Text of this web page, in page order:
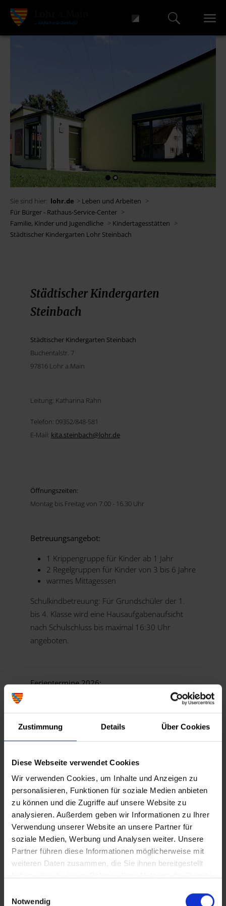
Zustimmung Details Über Cookies
Diese Webseite verwendet Cookies
Wir verwenden Cookies, um Inhalte und Anzeigen zu
personalisieren, Funktionen für soziale Medien anbieten
zu können und die Zugriffe auf unsere Website zu
analysieren. Außerdem geben wir Informationen zu Ihrer
Verwendung unserer Website an unsere Partner für
soziale Medien, Werbung und Analysen weiter. Unsere
Partner führen diese Informationen möglicherweise mit
weiteren Daten zusammen, die Sie ihnen bereitgestellt
Notwendig
Sie sind hier: lohr.de > Leben und Arbeiten >
Für Bürger - Rathaus-Service-Center >
Familie, Kinder und Jugendliche > Kindertagesstätten >
Städtischer Kindergarten Lohr Steinbach
Städtischer Kindergarten
Steinbach
Städtischer Kindergarten Steinbach
Buchentalstr. 7
97816 Lohr a.Main
Leitung: Katharina Rahn
Telefon: 09352/848-581
E-Mail: kita.steinbach@lohr.de
Öffnungszeiten:
Montag bis Freitag von 7.00 - 16.30 Uhr
Betreuungsangebot:
1 Krippengruppe für Kinder ab 1 Jahr
2 Regelgruppen für Kinder von 3 bis 6 Jahre
warmes Mittagessen
Schulkindbetreuung: Für Grundschüler der 1.
bis 4. Klasse wird eine Hausaufgabenaufsicht
nach Schulschluss bis maximal 16:30 Uhr
angeboten.
Ferientermine 2026:
(Weihnachtsferien)
16.02.2026 bis 17.02.2026
30.04.2026 (1.Hilfe-Kurs)
25.05.2026 bis 29.05.2026 (Pfingstferien)
10.08.2026 bis 21.08.2026 (Sommerferien)
31.08.2026 (Planungstag)
23.12.2026 bis 31.12.2026
(Weihnachtsferien)